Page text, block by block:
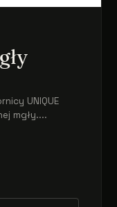
UNIQUE
mgły....